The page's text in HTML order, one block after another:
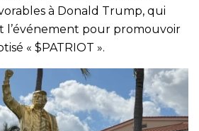
à Donald Trump, qui
l’événement pour promouvoir
« $PATRIOT ».